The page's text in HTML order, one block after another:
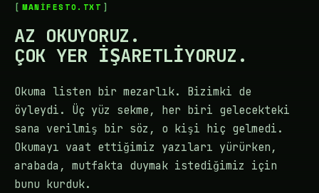
MANIFESTO.TXT
AZ OKUYORUZ.
ÇOK YER IŞARETLIYORUZ.
Okuma listen bir mezarlık. Bizimki de
öyleydi. Üç yüz sekme, her biri gelecekteki
sana verilmiş bir söz, o kişi hiç gelmedi.
Okumayı vaat ettiğimiz yazıları yürürken,
arabada, mutfakta duymak istediğimiz için
bunu kurduk.